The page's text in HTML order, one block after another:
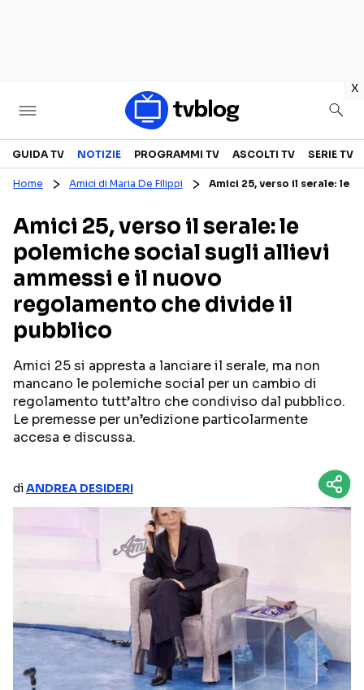
x
Televisione
CANALI TV
PROGRAMMI TV
PERSONAGGI TV
SERIE TV
REALITY SHOW
FICTION
NETFLIX
AMAZON PRIME VIDEO
MEDIASET INFINITY
DAZN
ANTEPRIME
RETROSCENA
INTERVISTE
RUBRICHE
GUIDA TV NOTIZIE PROGRAMMI TV ASCOLTI TV SERIE TV
Home Amici di Maria De Filippi Amici 25, verso il serale: le
Amici 25, verso il serale: le
polemiche social sugli allievi
ammessi e il nuovo
regolamento che divide il
pubblico
Amici 25 si appresta a lanciare il serale, ma non
mancano le polemiche social per un cambio di
regolamento tutt’altro che condiviso dal pubblico.
Le premesse per un’edizione particolarmente
accesa e discussa.
diANDREA DESIDERI